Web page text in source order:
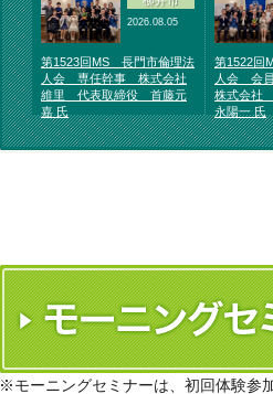
2026.08.05
第1523回MS 長門市倫理法
人会 専任幹事 株式会社
維里 代表取締役 首藤元
嘉 氏
第1522回
人会 会
株式会社
永陽一 氏
※モーニングセミナーは、初回体験参